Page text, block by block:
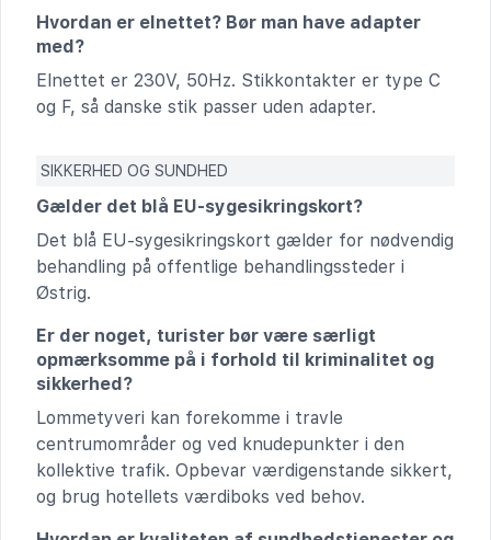
Hvordan er elnettet? Bør man have adapter
med?
Elnettet er 230V, 50Hz. Stikkontakter er type C
og F, så danske stik passer uden adapter.
SIKKERHED OG SUNDHED
Gælder det blå EU-sygesikringskort?
Det blå EU-sygesikringskort gælder for nødvendig
behandling på offentlige behandlingssteder i
Østrig.
Er der noget, turister bør være særligt
opmærksomme på i forhold til kriminalitet og
sikkerhed?
Lommetyveri kan forekomme i travle
centrumområder og ved knudepunkter i den
kollektive trafik. Opbevar værdigenstande sikkert,
og brug hotellets værdiboks ved behov.